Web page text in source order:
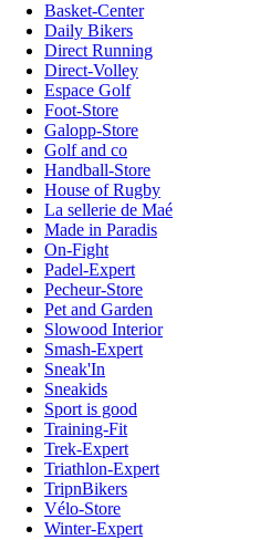
Basket-Center
Daily Bikers
Direct Running
Direct-Volley
Espace Golf
Foot-Store
Galopp-Store
Golf and co
Handball-Store
House of Rugby
La sellerie de Maé
Made in Paradis
On-Fight
Padel-Expert
Pecheur-Store
Pet and Garden
Slowood Interior
Smash-Expert
Sneak'In
Sneakids
Sport is good
Training-Fit
Trek-Expert
Triathlon-Expert
TripnBikers
Vélo-Store
Winter-Expert